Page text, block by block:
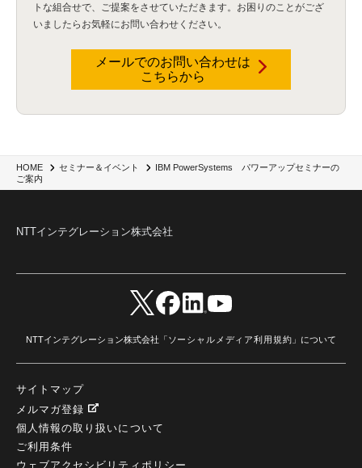
HOME セミナー＆イベント
IBM PowerSystems パワーアップセミナーの
ご案内
トな組合せで、
ご提案をさせていただきます。お困りのことがござ
いましたらお気軽にお問い合わせください。
メールでのお問い合わせは
こちらから
NTTインテグレーション株式会社
NTTインテグレーション株式会社「ソーシャルメディア利用規約 」について
サイトマップ
メルマガ登録
個人情報の取り扱いについて
ご利用条件
ウェブアクセシビリティポリシー